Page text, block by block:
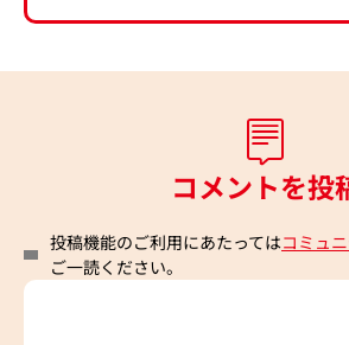
コメントを投
投稿機能のご利用にあたってはコミュ
ご一読ください。